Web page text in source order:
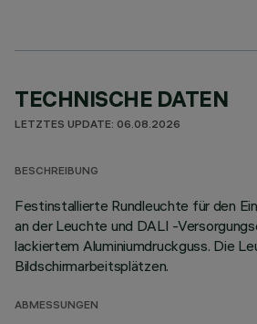
TECHNISCHE DATEN
LETZTES UPDATE: 06.08.2026
BESCHREIBUNG
Festinstallierte Rundleuchte für den
an der Leuchte und DALI -
lackiertem Aluminiumdruckguss. Die
Bildschirmarbeitsplätzen.
ABMESSUNGEN